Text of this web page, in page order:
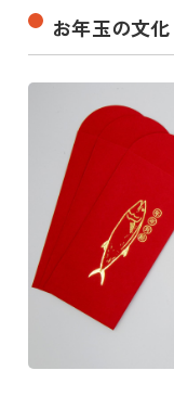
お年玉の文